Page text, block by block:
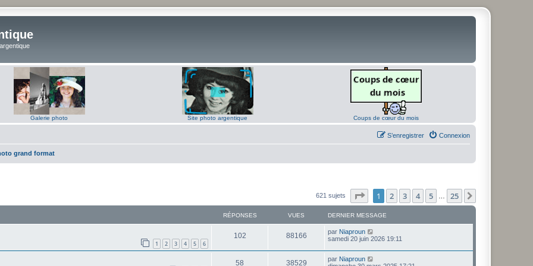
Galerie photo Site photo argentique Coups de cœur du mois
Connexion
S’enregistrer
grand format
621 sujets Page sur25
1 2 3 4 5 25
RÉPONSES VUES DERNIER MESSAGE
1 2 3 4 5 6
102R
é
88166V
u
D
e
n
i
par Niaproun
samedi 20 juin 2026 19:11
58 38529V
D
par Niaproun